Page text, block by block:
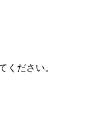
ください。